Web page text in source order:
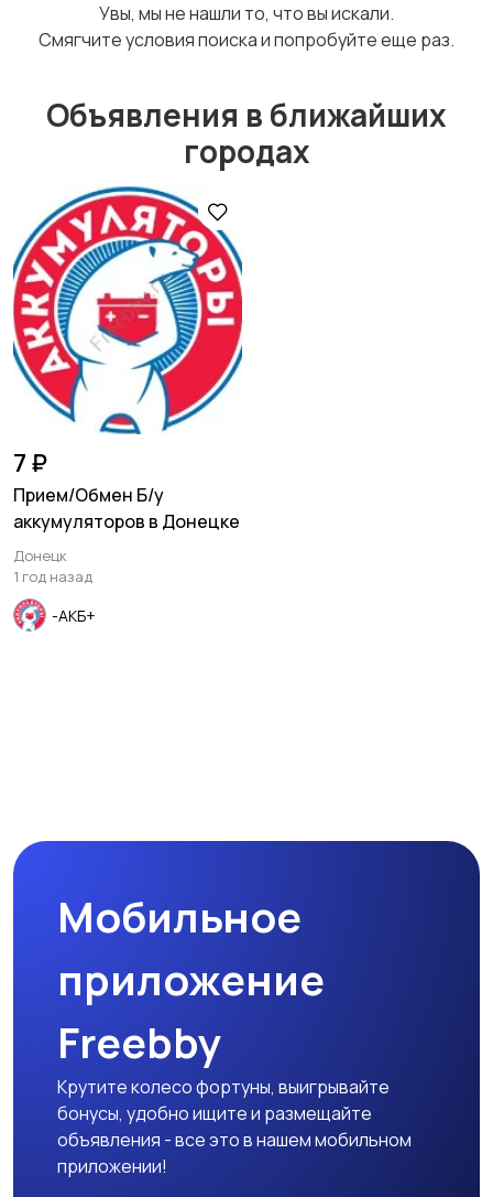
Организация
праздников
Изготовление на
заказ
Уход за животными
Увы, мы не нашли то, что вы искали.
Смягчите условия поиска и попробуйте еще раз.
Объявления в ближайших
городах
7 ₽
Прием/Обмен Б/у
аккумуляторов в Донецке
Донецк
1 год назад
-АКБ+
Мобильное
приложение
Freebby
Крутите колесо фортуны, выигрывайте
бонусы, удобно ищите и размещайте
объявления - все это в нашем мобильном
приложении!